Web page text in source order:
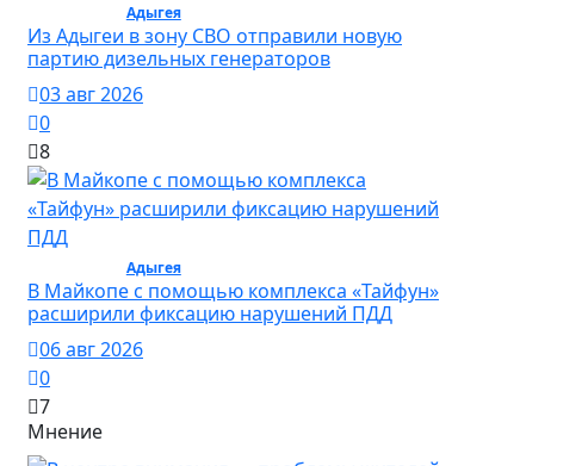
Адыгея/ Общество
Из Адыгеи в зону СВО отправили новую
партию дизельных генераторов
03 авг 2026
0
8
Адыгея/ Общество
В Майкопе с помощью комплекса «Тайфун»
расширили фиксацию нарушений ПДД
06 авг 2026
0
7
Мнение